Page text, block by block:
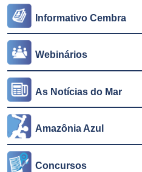
Informativo Cembra
Webinários
As Notícias do Mar
Amazônia Azul
Concursos